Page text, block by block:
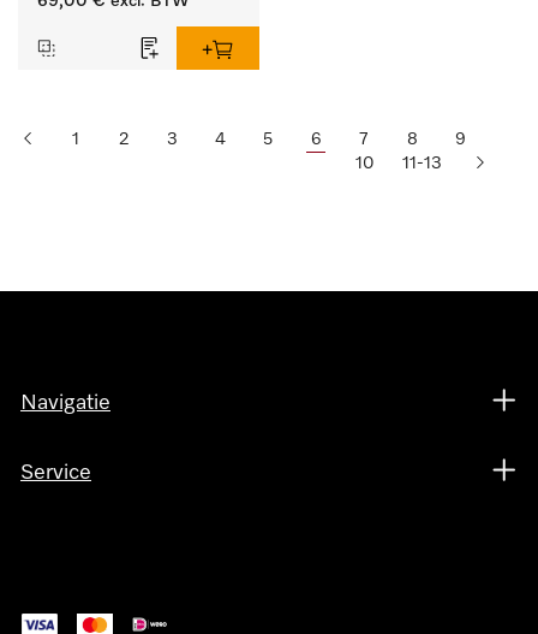
1 2 3 4 5 6 7 8
9
10
11-13
Navigatie
Service